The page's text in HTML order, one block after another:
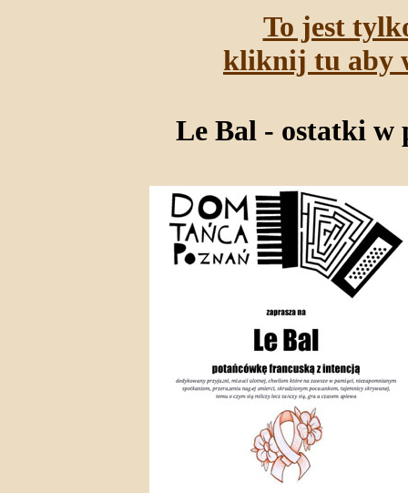
To jest
kliknij tu aby
Le Bal - ostatki w